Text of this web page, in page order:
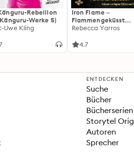
Rebellion
Werke 5)
Uwe Kling
Iron Flame –
Flammengeküsst
(Flammengeküsst-
Fortsetzung des
Rebecca Yarros
4.7
ENTDECKEN
Suche
Bücher
Bücherserien
Storytel
Autoren
Sprecher